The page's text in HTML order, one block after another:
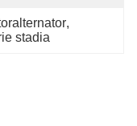
,
stadia